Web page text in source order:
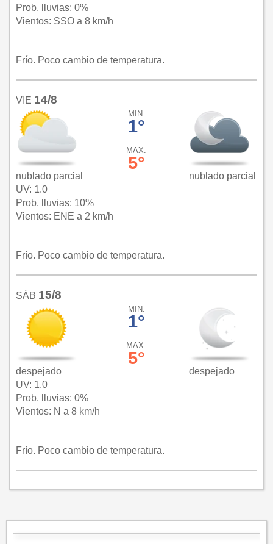
Prob. lluvias: 0%
Vientos: SSO a 8 km/h
Frío. Poco cambio de temperatura.
VIE 14/8
nublado parcial
MIN.
1°
MAX.
5°
nublado parcial
UV: 1.0
Prob. lluvias: 10%
Vientos: ENE a 2 km/h
Frío. Poco cambio de temperatura.
SÁB 15/8
despejado
MIN.
1°
MAX.
5°
despejado
UV: 1.0
Prob. lluvias: 0%
Vientos: N a 8 km/h
Frío. Poco cambio de temperatura.